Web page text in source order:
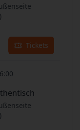
Tickets